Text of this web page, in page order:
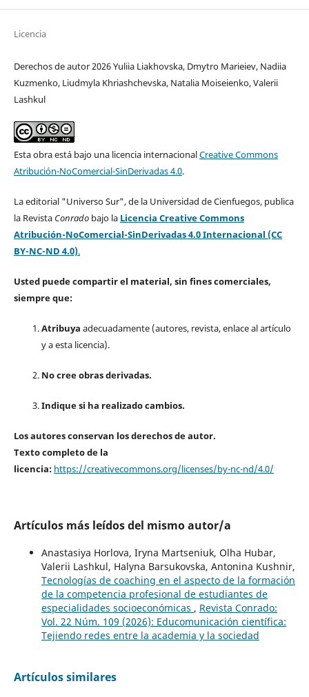
Licencia
Derechos de autor 2026 Yuliia Liakhovska, Dmytro Marieiev, Nadiia
Kuzmenko, Liudmyla Khriashchevska, Natalia Moiseienko, Valerii
Lashkul
Esta obra está bajo una licencia internacionalCreative Commons
Atribución-NoComercial-SinDerivadas 4.0.
La editorial "Universo Sur", de la Universidad de Cienfuegos, publica
la Revista Conradobajo la Licencia Creative Commons
Atribución-NoComercial-SinDerivadas 4.0 Internacional (CC
BY-NC-ND 4.0).
Usted puede compartir el material, sin fines comerciales,
siempre que:
Atribuya adecuadamente (autores, revista, enlace al artículo
y a esta licencia).
No cree obras derivadas.
Indique si ha realizado cambios.
Los autores conservan los derechos de autor.
Texto completo de la
licencia: https://creativecommons.org/licenses/by-nc-nd/4.0/
Artículos más leídos del mismo autor/a
Anastasiya Horlova, Iryna Martseniuk, Оlha Hubar,
Valerii Lashkul, Halyna Barsukovska, Antonina Kushnir,
Tecnologías de coaching en el aspecto de la formación
de la competencia profesional de estudiantes de
especialidades socioeconómicas , Revista Conrado:
Vol. 22 Núm. 109 (2026): Educomunicación científica:
Tejiendo redes entre la academia y la sociedad
Artículos similares